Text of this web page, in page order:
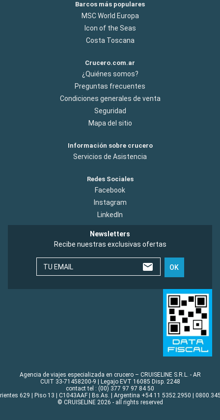
Barcos más populares
MSC World Europa
Icon of the Seas
Costa Toscana
Crucero.com.ar
¿Quiénes somos?
Preguntas frecuentes
Condiciones generales de venta
Seguridad
Mapa del sitio
Información sobre crucero
Servicios de Asistencia
Redes Sociales
Facebook
Instagram
LinkedIn
Newsletters
Recibe nuestras exclusivas ofertas
TU EMAIL OK
Agencia de viajes especializada en crucero – CRUISELINE S.R.L. - AR
CUIT 33-71458200-9 | Legajo EVT 16085 Disp. 2248
contact tel : (00) 377 97 97 84 50
629 | Piso 13 | C1043AAF | Bs.As. | Argentina +54 11 5352.2950 |
© CRUISELINE 2026 - all rights reserved